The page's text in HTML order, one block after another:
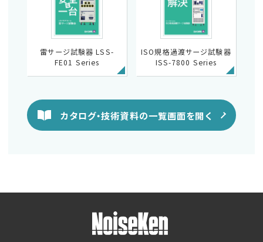
雷サージ試験器 LSS-
FE01 Series
ISO規格過渡サージ試験器
ISS-7800 Series
カタログ・技術資料の一覧画面を開く